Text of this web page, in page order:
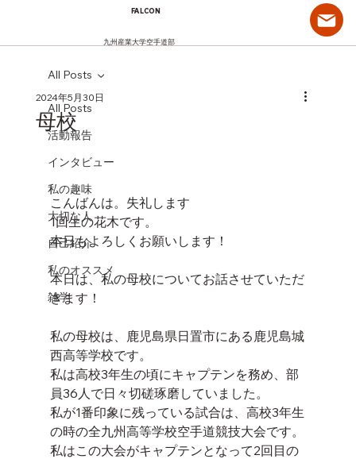
FALCON
九州産業大学空手道部
All Posts
活動報告
インタビュー
私の趣味
大切な人
自己紹介
私のオススメ
雑学
All Posts
母校
2024年5月30日
こんばんは。失礼します
1回生の花木です。
本日もよろしくお願いします！
本日は、私の母校についてお話させていただ
きます！
私の母校は、鹿児島県日置市にある鹿児島城
西高等学校です。
私は高校3年生の頃にキャプテンを務め、部
員36人で日々切磋琢磨していました。
私が1番印象に残っている試合は、高校3年生
の時の全九州高等学校空手道競技大会です。
私はこの大会がキャプテンとなって2回目の